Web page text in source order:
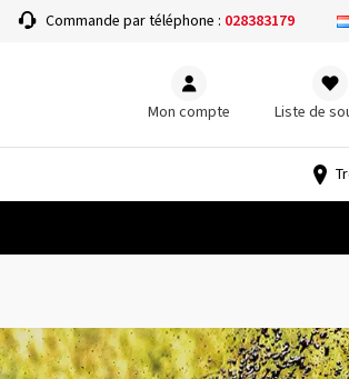
Commande par téléphone : 028383179
Mon compte Liste de